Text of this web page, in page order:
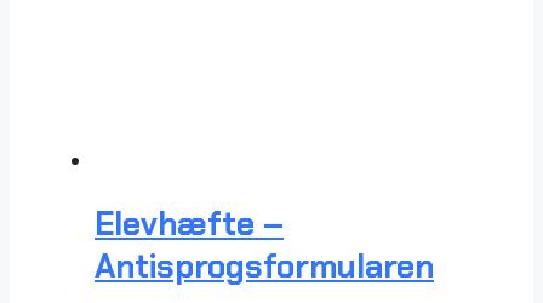
Elevhæfte –
Antisprogsformularen